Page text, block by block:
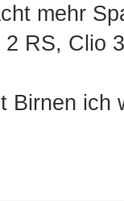
mehr
2 RS, Clio
Birnen ich